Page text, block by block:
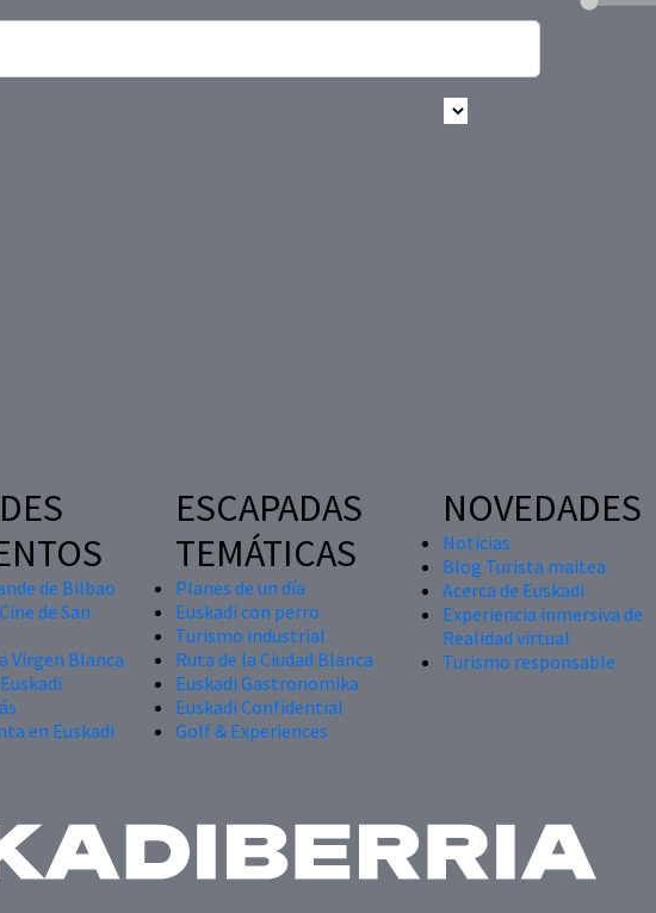
de Bilbao
de San
Virgen Blanca
en Euskadi
ESCAPADAS
TEMÁTICAS
Planes de un día
Euskadi con perro
Turismo industrial
Ruta de la Ciudad Blanca
Euskadi Gastronomika
Euskadi Confidential
Golf & Experiences
NOVEDADES
Noticias
Blog Turista maitea
Acerca de Euskadi
Experiencia inmersiva de
Realidad virtual
Turismo responsable